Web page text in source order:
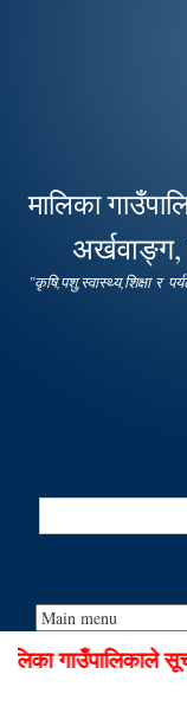
मालिका
अर्खवाङ्ग,
"कृषि,पशु,स्वास्थ्य,शिक्षा र
Search
गाउँपालिकाले